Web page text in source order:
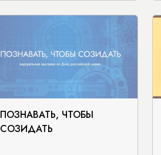
ПОЗНАВАТЬ, ЧТОБЫ
СОЗИДАТЬ